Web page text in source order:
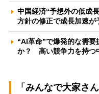
中国経済“予想外の低成
方針の修正で成長加速
“AI革命”で爆発的な需
か？ 高い競争力を持つ
「みんなで大家さ